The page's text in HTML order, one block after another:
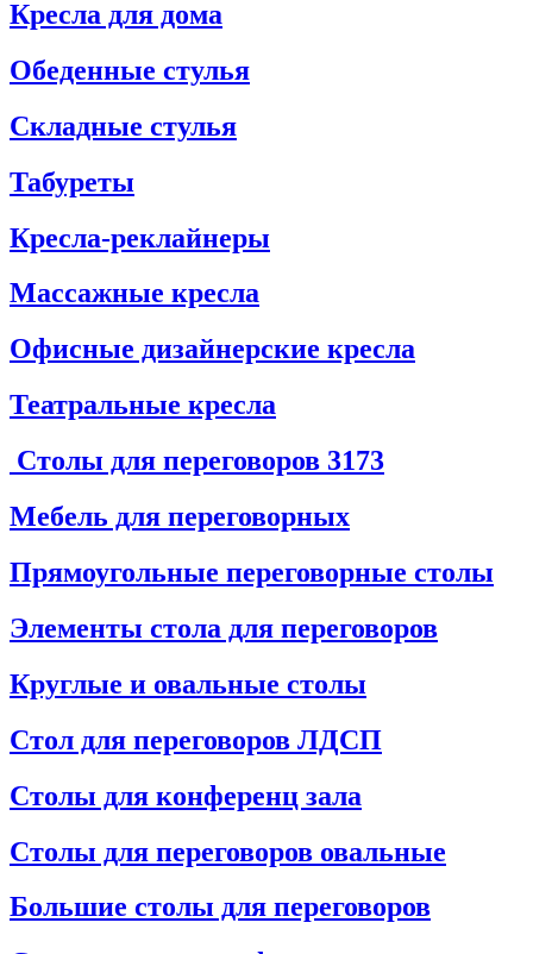
Кресла для дома
Обеденные стулья
Складные стулья
Табуреты
Кресла-реклайнеры
Массажные кресла
Офисные дизайнерские кресла
Театральные кресла
Столы для переговоров 3173
Мебель для переговорных
Прямоугольные переговорные столы
Элементы стола для переговоров
Круглые и овальные столы
Стол для переговоров ЛДСП
Столы для конференц зала
Столы для переговоров овальные
Большие столы для переговоров